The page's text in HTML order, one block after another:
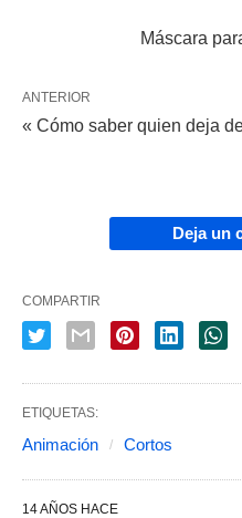
Máscara
ANTERIOR
« Cómo saber quien deja
Deja un
COMPARTIR
ETIQUETAS:
Animación Cortos
14 AÑOS HACE